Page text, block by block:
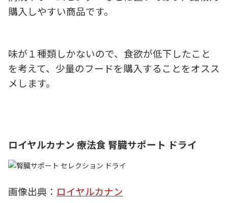
購入しやすい商品です。
味が１種類しかないので、食欲が低下したこと
を考えて、少量のフードを購入することをオスス
メします。
ロイヤルカナン 療法食 腎臓サポート ドライ
画像出典： ロイヤルカナン